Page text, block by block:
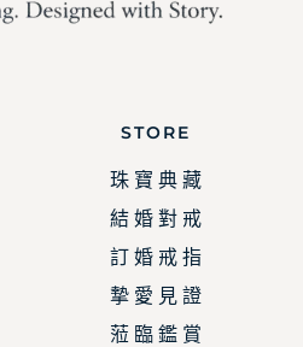
STORE
珠 寶 典 藏
結 婚 對 戒
訂 婚 戒 指
摯 愛 見 證
蒞 臨 鑑 賞